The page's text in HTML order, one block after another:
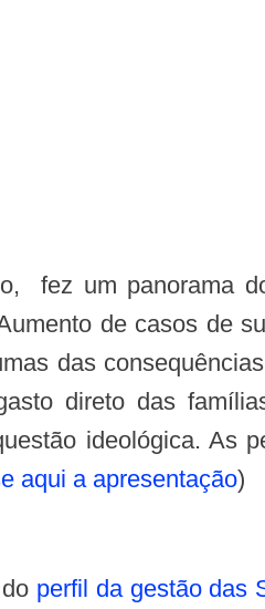
de casos de
das
direto das
ideológica. As
aqui a apresentação)
perfil da gestão das